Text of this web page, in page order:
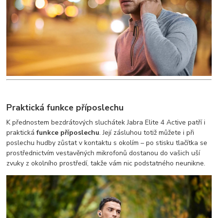
Praktická funkce příposlechu
K přednostem bezdrátových sluchátek Jabra Elite 4 Active patří i
praktickáfunkce příposlechu. Její zásluhou totiž můžete i při
poslechu hudby zůstat v kontaktu s okolím – po stisku tlačítka se
prostřednictvím vestavěných mikrofonů dostanou do vašich uší
zvuky z okolního prostředí, takže vám nic podstatného neunikne.